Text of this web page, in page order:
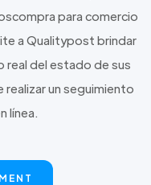
para comercio
a Qualitypost brindar
real del estado de sus
un seguimiento
línea.